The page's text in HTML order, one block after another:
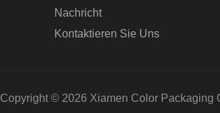
Nachricht
Kontaktieren Sie Uns
Copyright © 2026 Xiamen Color Packaging